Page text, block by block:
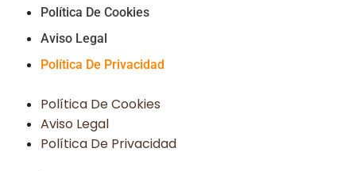
Política De Cookies
Aviso Legal
Política De Privacidad
Política De Cookies
Aviso Legal
Política De Privacidad